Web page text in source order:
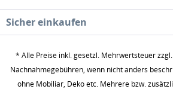
Sicher einkaufen
* Alle Preise inkl. gesetzl. Mehrwertsteuer zzgl.
Nachnahmegebühren, wenn nicht anders
ohne Mobiliar, Deko etc. Mehrere bzw.